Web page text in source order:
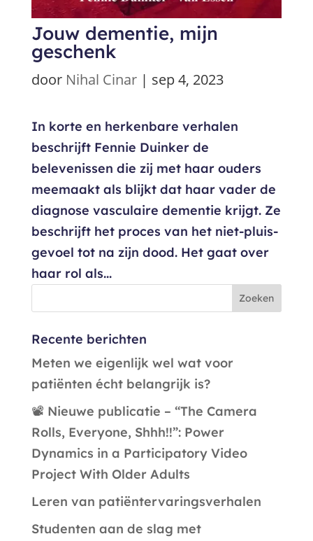
Jouw dementie, mijn
geschenk
door Nihal Cinar| sep 4, 2023
In korte en herkenbare verhalen
beschrijft Fennie Duinker de
belevenissen die zij met haar ouders
meemaakt als blijkt dat haar vader de
diagnose vasculaire dementie krijgt. Ze
beschrijft het proces van het niet-pluis-
gevoel tot na zijn dood. Het gaat over
haar rol als...
Recente berichten
Meten we eigenlijk wel wat voor
patiënten écht belangrijk is?
📽️ Nieuwe publicatie – “The Camera
Rolls, Everyone, Shhh!!”: Power
Dynamics in a Participatory Video
Project With Older Adults
Leren van patiëntervaringsverhalen
Studenten aan de slag met